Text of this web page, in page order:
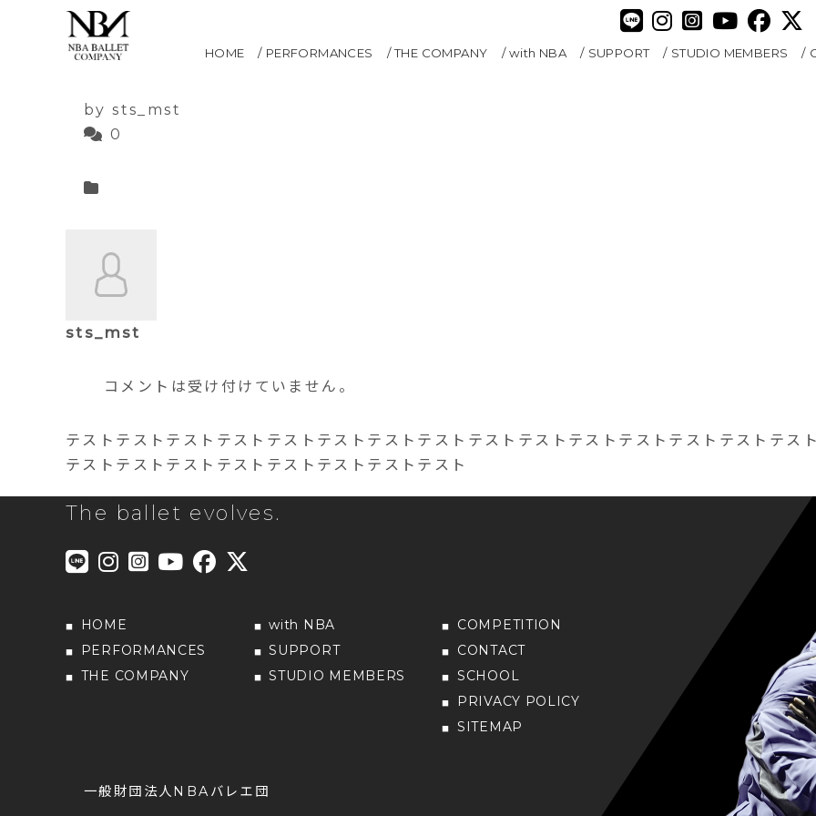
HOME PERFORMANCES THE COMPANY with NBA SUPPORT STUDIO MEMBERS
トゥールヴィヨン
2021.05.12
by sts_mst
0
sts_mst
コメントは受け付けていません。
テストテストテストテストテストテストテストテストテストテストテストテストテストテストテス
テストテストテストテストテストテストテストテスト
The ballet evolves.
HOME
PERFORMANCES
THE COMPANY
with NBA
SUPPORT
STUDIO MEMBERS
COMPETITION
CONTACT
SCHOOL
PRIVACY POLICY
SITEMAP
一般財団法人NBAバレエ団